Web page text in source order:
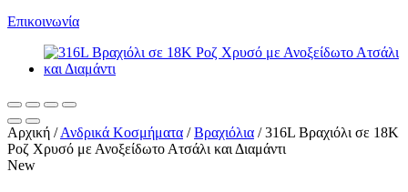
Επικοινωνία
Αρχική /Ανδρικά Κοσμήματα /Βραχιόλια /316L Βραχιόλι σε 18Κ
Ροζ Χρυσό με Ανοξείδωτο Ατσάλι και Διαμάντι
New